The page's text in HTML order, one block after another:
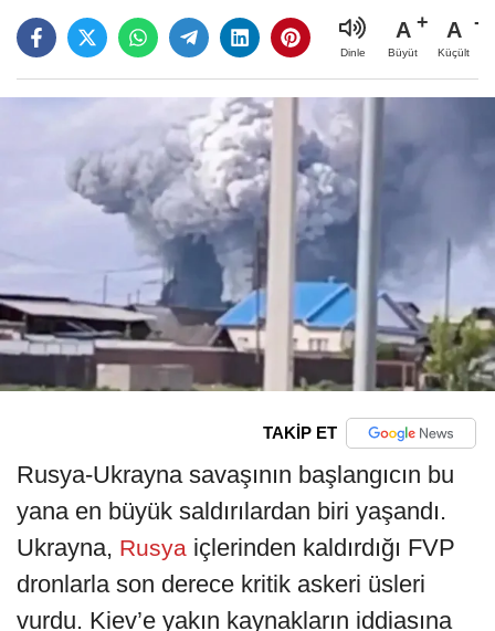
Dinle
A
Büyüt
A
Küçült
TAKİP ET
Rusya-Ukrayna savaşının başlangıcın bu
yana en büyük saldırılardan biri yaşandı.
Ukrayna, Rusya içlerinden kaldırdığı FVP
dronlarla son derece kritik askeri üsleri
vurdu. Kiev’e yakın kaynakların iddiasına